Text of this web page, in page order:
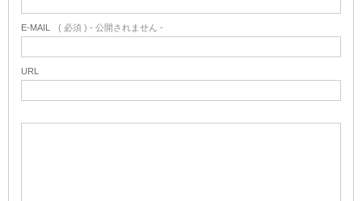
E-MAIL ( 必須 ) - 公開されません -
URL